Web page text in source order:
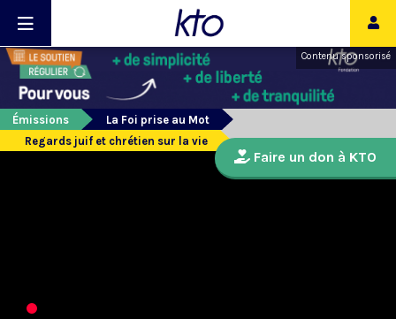
Contenu sponsorisé
Émissions
La Foi prise au Mot
Regards juif et chrétien sur la vie
Faire un don à KTO